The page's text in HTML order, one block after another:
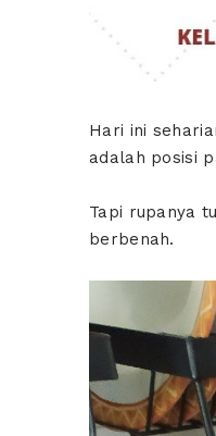
Hari ini
adalah posisi
Tapi rupanya
berbenah.